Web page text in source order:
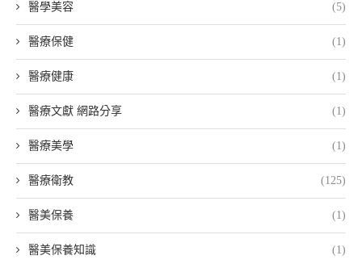
醫學美容 (5)
醫療保健 (1)
醫療健康 (1)
醫療文獻 網路分享 (1)
醫療美學 (1)
醫療衛教 (125)
醫美保養 (1)
醫美保養知識 (1)